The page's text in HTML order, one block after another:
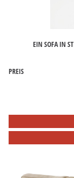
EIN SOFA IN
PREIS